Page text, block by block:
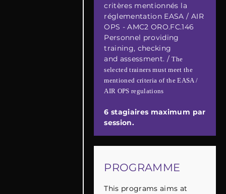
critères mentionnés la
réglementation EASA / AIR
OPS - AMC2 ORO.FC.146
Personnel providing
training, checking
and assessment. /The
selected trainers must meet the
mentioned criteria of the EASA /
AIR OPS regulations
6 stagiaires maximum par
session.
PROGRAMME
This programs aims at